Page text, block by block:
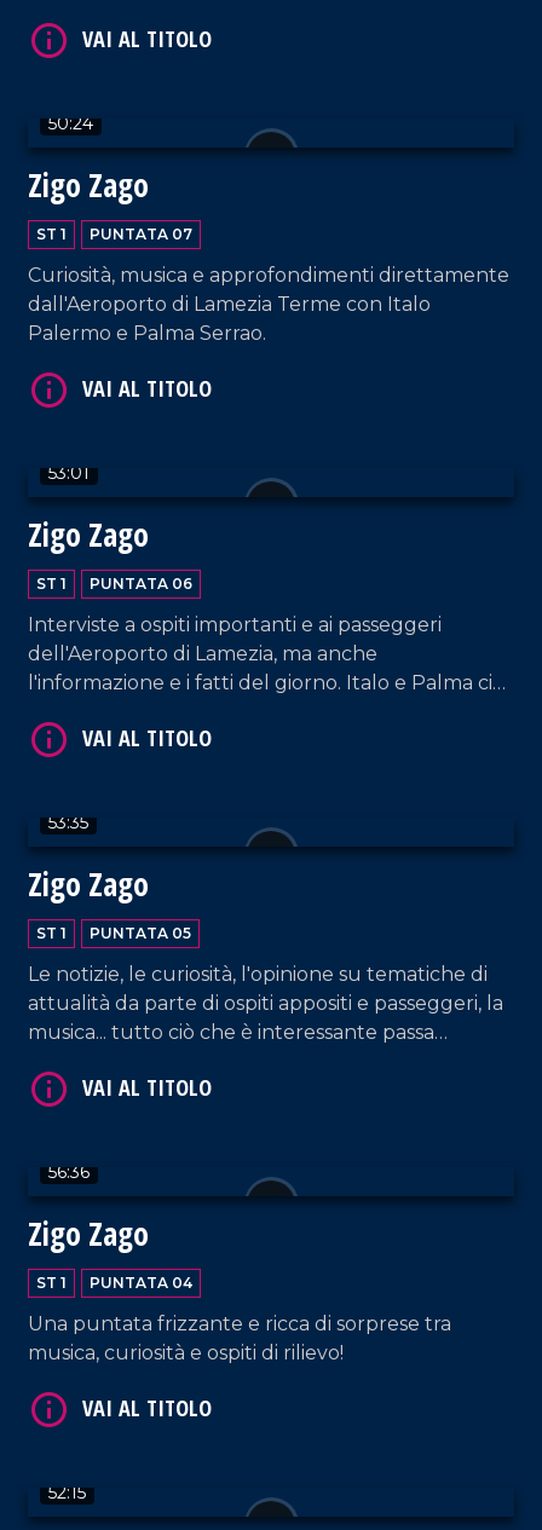
50:24
Zigo Zago
ST 1 PUNTATA 07
Curiosità, musica e approfondimenti direttamente
dall'Aeroporto di Lamezia Terme con Italo
Palermo e Palma Serrao.
53:01
Zigo Zago
ST 1 PUNTATA 06
Interviste a ospiti importanti e ai passeggeri
dell'Aeroporto di Lamezia, ma anche
l'informazione e i fatti del giorno. Italo e Palma ci
53:35
Zigo Zago
ST 1 PUNTATA 05
Le notizie, le curiosità, l'opinione su tematiche di
attualità da parte di ospiti appositi e passeggeri, la
musica... tutto ciò che è interessante passa
56:36
Zigo Zago
ST 1 PUNTATA 04
Una puntata frizzante e ricca di sorprese tra
musica, curiosità e ospiti di rilievo!
52:15